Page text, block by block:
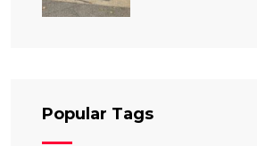
Popular Tags